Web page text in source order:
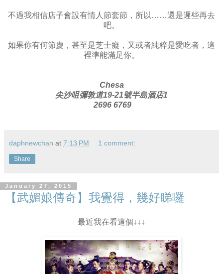
不過我相信店子會設有情人節套節，所以……還是遲些再去
吧。
如果你有何節慶，甚至是芝士癡，又或者純粹是愛吃者，這
裡準能滿足你。
Chesa
尖沙咀彌敦道19-21號半島酒店1
2696 6769
daphnewchan at 7:13 PM 1 comment:
Share
January 27, 2015
【武媚娘傳奇】我覺得，幾好睇囉
最近我在看這個↓↓↓